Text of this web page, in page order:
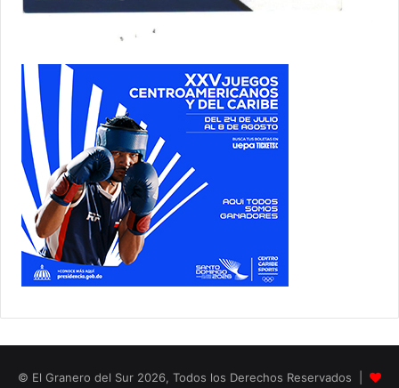
© El Granero del Sur 2026, Todos los Derechos Reservados |